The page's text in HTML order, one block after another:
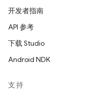
开发者指南
API 参考
下载 Studio
Android NDK
支持